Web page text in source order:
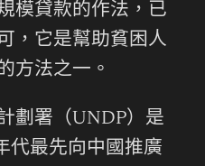
模貸款的作法，已
，它是幫助貧困人
方法之一。
劃署（UNDP）是
代最先向中國推廣